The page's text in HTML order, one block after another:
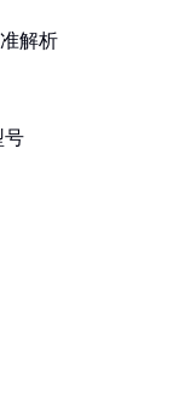
解析
号